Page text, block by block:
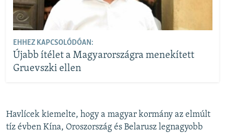
EHHEZ KAPCSOLÓDÓAN:
Újabb ítélet a Magyarországra menekített
Gruevszki ellen
Havlícek kiemelte, hogy a magyar kormány az elmúlt
tíz évben Kína, Oroszország és Belarusz legnagyobb